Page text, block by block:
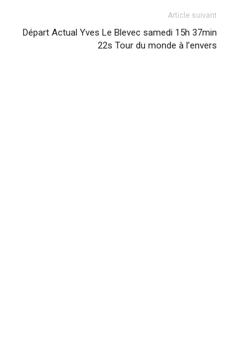
Article suivant
Départ Actual Yves Le Blevec samedi 15h 37min
22s Tour du monde à l’envers